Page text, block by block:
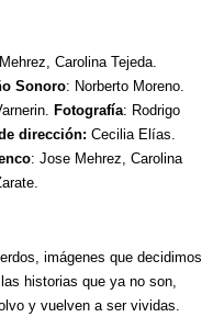
Carolina Tejeda
Sonoro: Norberto Moreno
Fotografía: Rodrigo
dirección: Cecilia Elías
: Jose Mehrez Carolina
imágenes que decidimos
historias que ya no son,
y vuelven a ser vividas.